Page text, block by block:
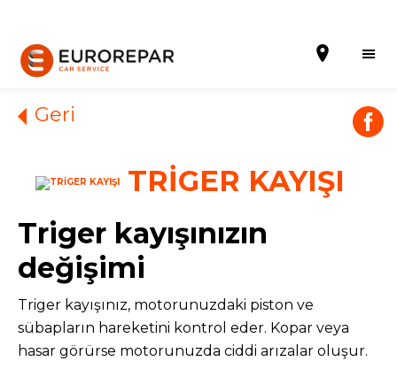
Randevu al
Hakkımızda
Hizmetler
Kampanyalar
Haberler
Geri
TRİGER KAYIŞI
Triger kayışınızın
değişimi
Triger kayışınız, motorunuzdaki piston ve
sübapların hareketini kontrol eder. Kopar veya
hasar görürse motorunuzda ciddi arızalar oluşur.